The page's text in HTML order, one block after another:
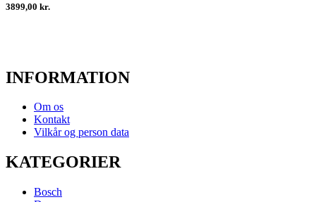
3899,00 kr.
INFORMATION
Om os
Kontakt
Vilkår og person data
KATEGORIER
Bosch